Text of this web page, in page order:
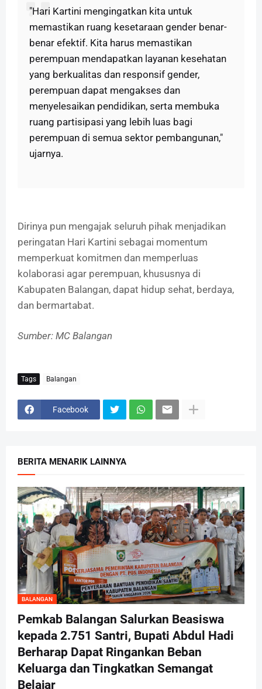
"Hari Kartini mengingatkan kita untuk
memastikan ruang kesetaraan gender benar-
benar efektif. Kita harus memastikan
perempuan mendapatkan layanan kesehatan
yang berkualitas dan responsif gender,
perempuan dapat mengakses dan
menyelesaikan pendidikan, serta membuka
ruang partisipasi yang lebih luas bagi
perempuan di semua sektor pembangunan,"
ujarnya.
Dirinya pun mengajak seluruh pihak menjadikan
peringatan Hari Kartini sebagai momentum
memperkuat komitmen dan memperluas
kolaborasi agar perempuan, khususnya di
Kabupaten Balangan, dapat hidup sehat, berdaya,
dan bermartabat.
Sumber: MC Balangan
Tags Balangan
Facebook
BERITA MENARIK LAINNYA
BALANGAN
Pemkab Balangan Salurkan Beasiswa
kepada 2.751 Santri, Bupati Abdul Hadi
Berharap Dapat Ringankan Beban
Keluarga dan Tingkatkan Semangat
Belajar